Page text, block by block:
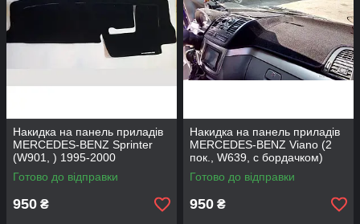
Накидка на панель приладів
MERCEDES-BENZ Sprinter
(W901, ) 1995-2000
Готово до відправки
950 ₴
Накидка на панель приладів
MERCEDES-BENZ Viano (2
пок., W639, с бордачком)
2003-2014
Готово до відправки
950 ₴